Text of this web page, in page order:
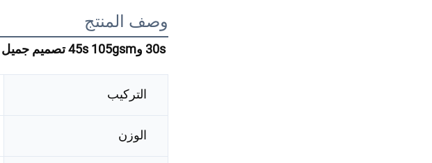
وصف المنتج
30s و45s 105gsm تصميم جميل صباغة عادية لموضة فساتين وقمصان السيدات مصنوع من البوليستر بنسبة 100%
التركيب
الوزن